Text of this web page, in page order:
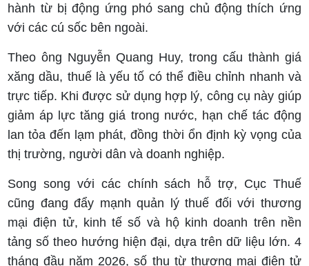
hành từ bị động ứng phó sang chủ động thích ứng
với các cú sốc bên ngoài.
Theo ông Nguyễn Quang Huy, trong cấu thành giá
xăng dầu, thuế là yếu tố có thể điều chỉnh nhanh và
trực tiếp. Khi được sử dụng hợp lý, công cụ này giúp
giảm áp lực tăng giá trong nước, hạn chế tác động
lan tỏa đến lạm phát, đồng thời ổn định kỳ vọng của
thị trường, người dân và doanh nghiệp.
Song song với các chính sách hỗ trợ, Cục Thuế
cũng đang đẩy mạnh quản lý thuế đối với thương
mại điện tử, kinh tế số và hộ kinh doanh trên nền
tảng số theo hướng hiện đại, dựa trên dữ liệu lớn. 4
tháng đầu năm 2026, số thu từ thương mại điện tử